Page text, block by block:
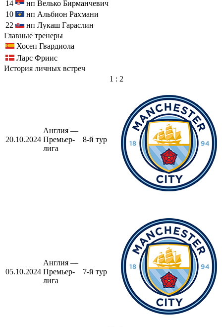
14 нп Велько Бирманчевич
10
нп Альбион Рахмани
22
нп Лукаш Гараслин
Главные тренеры
Хосеп Гвардиола
Ларс Фриис
История личных встреч
20.10.2024
Англия —
Премьер-
лига
8-й тур
1 : 2
05.10.2024
Англия —
Премьер-
лига
7-й тур